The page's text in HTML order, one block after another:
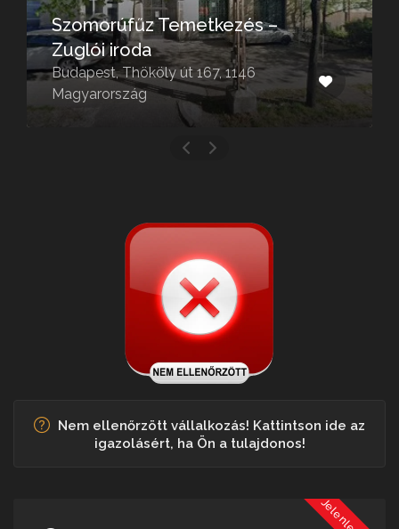
Műdekor 2004 Kft.
Budapest, Ferihegyi út 66, 1173
Magyarország
Nem ellenőrzött vállalkozás! Kattintson ide az
igazolásért, ha Ön a tulajdonos!